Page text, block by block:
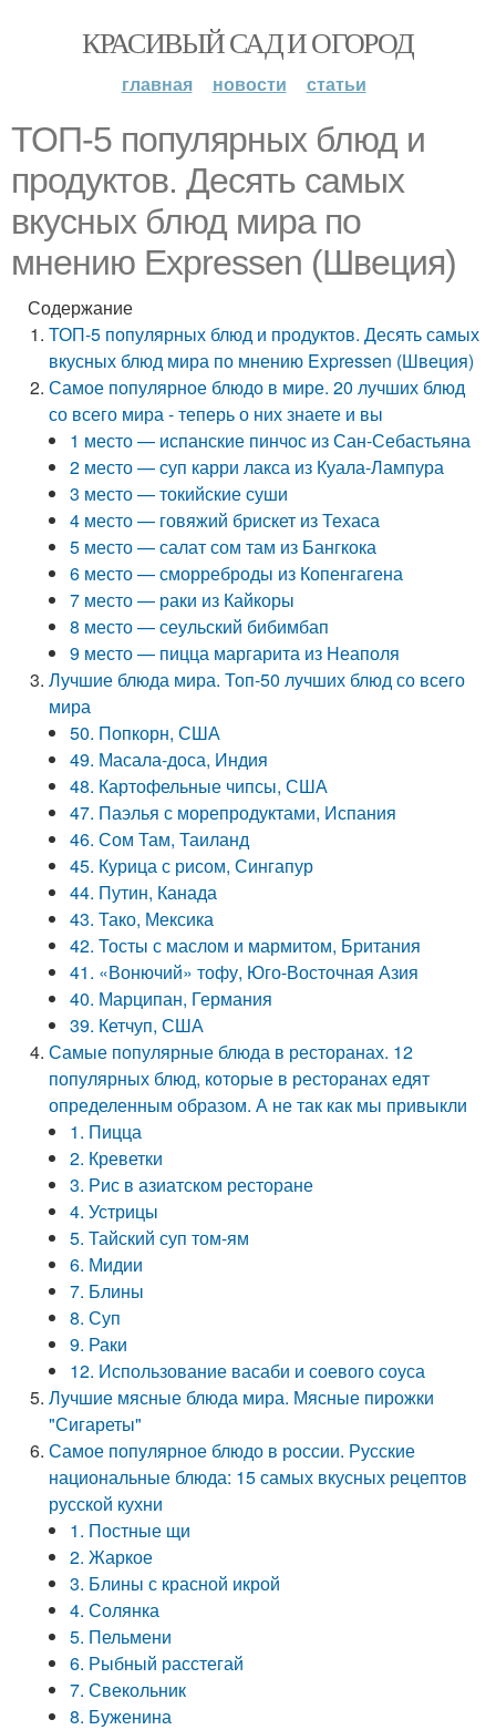
КРАСИВЫЙ САД И ОГОРОД
главная новости статьи
ТОП-5 популярных блюд и
продуктов. Десять самых
вкусных блюд мира по
мнению Expressen (Швеция)
Содержание
ТОП-5 популярных блюд и продуктов. Десять самых
вкусных блюд мира по мнению Expressen (Швеция)
Самое популярное блюдо в мире. 20 лучших блюд
со всего мира - теперь о них знаете и вы
1 место — испанские пинчос из Сан-Себастьяна
2 место — суп карри лакса из Куала-Лампура
3 место — токийские суши
4 место — говяжий брискет из Техаса
5 место — салат сом там из Бангкока
6 место — сморреброды из Копенгагена
7 место — раки из Кайкоры
8 место — сеульский бибимбап
9 место — пицца маргарита из Неаполя
Лучшие блюда мира. Топ-50 лучших блюд со всего
мира
50. Попкорн, США
49. Масала-доса, Индия
48. Картофельные чипсы, США
47. Паэлья с морепродуктами, Испания
46. Сом Там, Таиланд
45. Курица с рисом, Сингапур
44. Путин, Канада
43. Тако, Мексика
42. Тосты с маслом и мармитом, Британия
41. «Вонючий» тофу, Юго-Восточная Азия
40. Марципан, Германия
39. Кетчуп, США
Самые популярные блюда в ресторанах. 12
популярных блюд, которые в ресторанах едят
определенным образом. А не так как мы привыкли
1. Пицца
2. Креветки
3. Рис в азиатском ресторане
4. Устрицы
5. Тайский суп том-ям
6. Мидии
7. Блины
8. Суп
9. Раки
12. Использование васаби и соевого соуса
Лучшие мясные блюда мира. Мясные пирожки
"Сигареты"
Самое популярное блюдо в россии. Русские
национальные блюда: 15 самых вкусных рецептов
русской кухни
1. Постные щи
2. Жаркое
3. Блины с красной икрой
4. Солянка
5. Пельмени
6. Рыбный расстегай
7. Свекольник
8. Буженина